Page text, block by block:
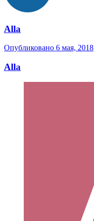
Alla
Опубликовано 6 мая, 2018
Alla